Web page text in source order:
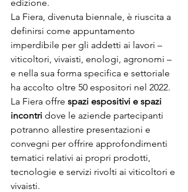
edizione.
La Fiera, divenuta biennale, è riuscita a
definirsi come appuntamento
imperdibile per gli addetti ai lavori –
viticoltori, vivaisti, enologi, agronomi –
e nella sua forma specifica e settoriale
ha accolto oltre 50 espositori nel 2022.
La Fiera offre spazi espositivi e spazi
incontri dove le aziende partecipanti
potranno allestire presentazioni e
convegni per offrire approfondimenti
tematici relativi ai propri prodotti,
tecnologie e servizi rivolti ai viticoltori e
vivaisti.